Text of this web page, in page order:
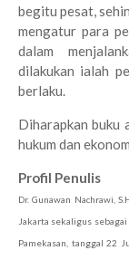
begitu pesat,
mengatur para
dalam
dilakukan ialah
berlaku.
Diharapkan buku
hukum dan
Profil Penulis
Dr. Gunawan Nachrawi,
Jakarta sekaligus
Pamekasan, tanggal 22